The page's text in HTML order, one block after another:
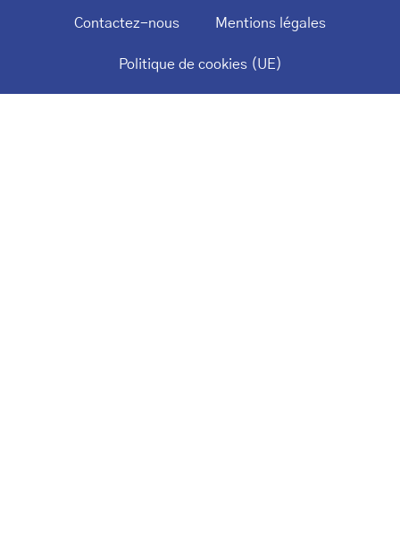
Contactez-nous Mentions légales
Politique de cookies (UE)